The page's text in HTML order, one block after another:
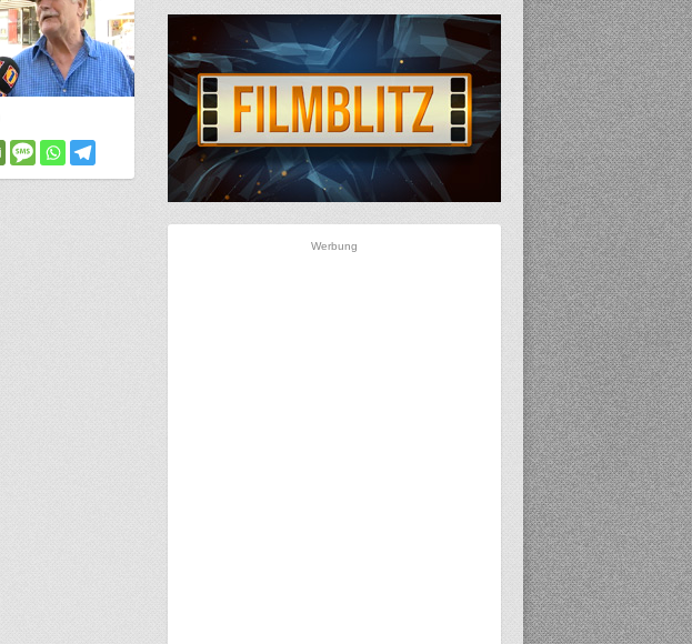
Werbung